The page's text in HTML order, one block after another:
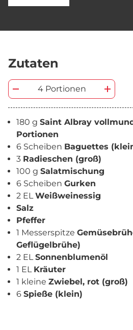
Zutaten
4 Portionen
180 g Saint Albray
Portionen
6 Scheiben Baguettes
3 Radieschen (groß)
100 g Salatmischung
6 Scheiben Gurken
2 ELWeißweinessig
Salz
Pfeffer
1 Messerspitze
Geflügelbrühe)
2 ELSonnenblumenöl
1 EL Kräuter
1 kleine Zwiebel, rot (groß)
6 Spieße (klein)